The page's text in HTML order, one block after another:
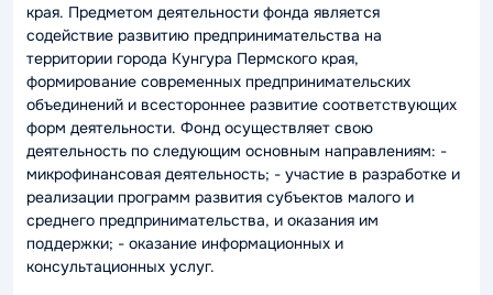
края. Предметом деятельности фонда является
содействие развитию предпринимательства на
территории города Кунгура Пермского края,
формирование современных предпринимательских
объединений и всестороннее развитие соответствующих
форм деятельности. Фонд осуществляет свою
деятельность по следующим основным направлениям: -
микрофинансовая деятельность; - участие в разработке и
реализации программ развития субъектов малого и
среднего предпринимательства, и оказания им
поддержки; - оказание информационных и
консультационных услуг.